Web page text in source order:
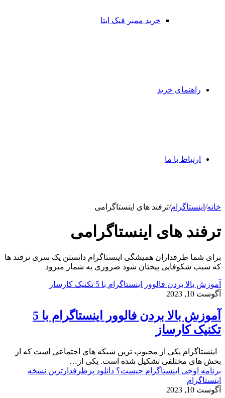
خرید ممبر فیک ایتا
راهنمای خرید
ارتباط با ما
خانه/ اینستاگرام/ترفند های اینستاگرامی
ترفند های اینستاگرامی
برای شما طرفداران همیشگی اینستاگرام دانستن یک سری ترفند ها
که سبب شکوفایی پیجتان شود ضروری به شمار میرود
آموزش بالا بردن فالوور اینستاگرام با 5 تکنیک کارساز
آگوست 10, 2023
آموزش بالا بردن فالوور اینستاگرام با 5
تکنیک کارساز
اینستاگرام یکی از محبوب‌ ترین شبکه‌ های اجتماعی است که از
بخش‌ های مختلفی تشکیل شده‌ است. یکی از…
برنامه اوجی اينستاگرام چیست؟ دانلود پرطرفدارترین نسخه
اینستاگرام
آگوست 10, 2023